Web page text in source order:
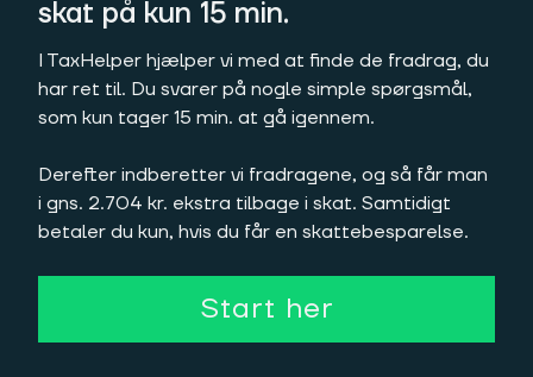
skat på kun 15 min.
I TaxHelper hjælper vi med at finde de fradrag, du
har ret til. Du svarer på nogle simple spørgsmål,
som kun tager 15 min. at gå igennem.
Derefter indberetter vi fradragene, og så får man
i gns. 2.704 kr. ekstra tilbage i skat. Samtidigt
betaler du kun, hvis du får en skattebesparelse.
Start her